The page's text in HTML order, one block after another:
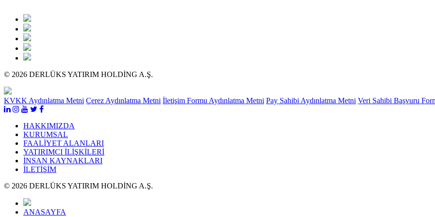
© 2026 DERLÜKS YATIRIM HOLDİNG A.Ş.
KVKK Aydınlatma Metni Çerez Aydınlatma Metni İletişim Formu Aydınlatma Metni Pay Sahibi Aydınlatma Metni Veri Sahibi Başvuru
HAKKIMIZDA
KURUMSAL
FAALİYET ALANLARI
YATIRIMCI İLİŞKİLERİ
İNSAN KAYNAKLARI
İLETİŞİM
© 2026 DERLÜKS YATIRIM HOLDİNG A.Ş.
ANASAYFA